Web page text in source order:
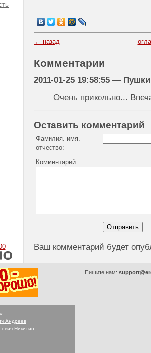
← назад
Комментарии
2011-01-25 19:58:55 —
Очень прикольно...
Оставить комментарий
Фамилия, имя,
отчество:
Комментарий:
Ваш комментарий будет
Андреев
Никитин
Пишите нам: